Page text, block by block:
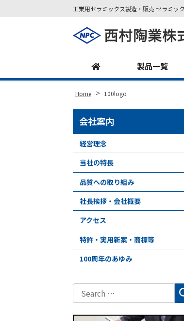
工業用セラミックス製造・販売 セラミッ
製品一覧
Home > 100logo
会社案内
経営理念
当社の特長
品質への取り組み
社長挨拶・会社概要
アクセス
特許・実用新案・商標等
100周年のあゆみ